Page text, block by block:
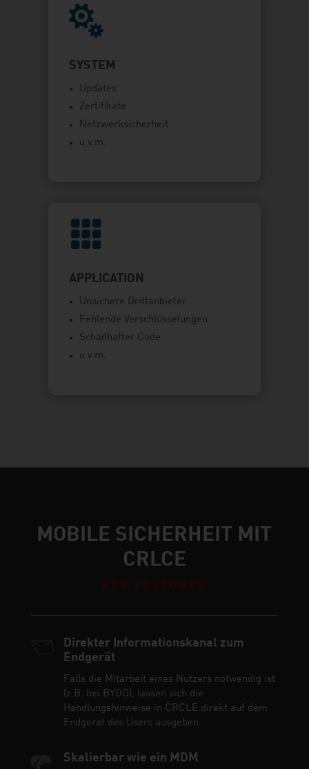

SYSTEM
Updates
Zertifikate
Netzwerksicherheit
u.v.m.

APPLICATION
Unsichere Drittanbieter
Fehlende Verschlüsselungen
Schadhafter Code
u.v.m.
MOBILE SICHERHEIT MIT
CRLCE
KEY FEATURES
Direkter Informationskanal zum
Endgerät
Falls die Mitarbeit eines Nutzers notwendig ist
(z.B. bei BYOD), lassen sich die
Handlungshinweise in CRCLE direkt auf dem
Endgerät des Users ausgeben
Skalierbar wie ein MDM